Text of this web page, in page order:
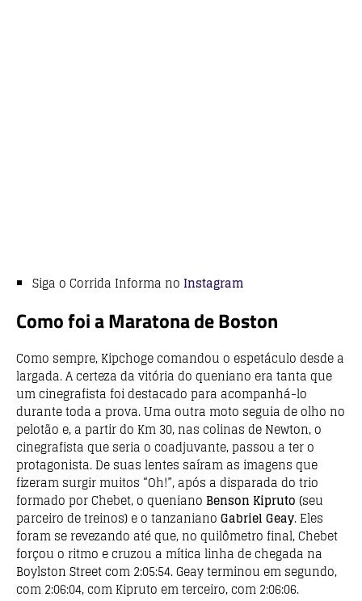
Siga o Corrida Informa no Instagram
Como foi a Maratona de Boston
Como sempre, Kipchoge comandou o espetáculo desde a
largada. A certeza da vitória do queniano era tanta que
um cinegrafista foi destacado para acompanhá-lo
durante toda a prova. Uma outra moto seguia de olho no
pelotão e, a partir do Km 30, nas colinas de Newton, o
cinegrafista que seria o coadjuvante, passou a ter o
protagonista. De suas lentes saíram as imagens que
fizeram surgir muitos “Oh!”, após a disparada do trio
formado por Chebet, o queniano Benson Kipruto (seu
parceiro de treinos) e o tanzaniano Gabriel Geay. Eles
foram se revezando até que, no quilômetro final, Chebet
forçou o ritmo e cruzou a mítica linha de chegada na
Boylston Street com 2:05:54. Geay terminou em segundo,
com 2:06:04, com Kipruto em terceiro, com 2:06:06.